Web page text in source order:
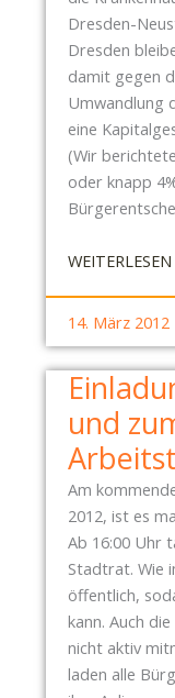
Dresden-
Dresden
damit gegen
Umwandlung
eine
(Wir
oder knapp
14. März 2012
und
Am
2012, ist es
Ab 16:00 Uhr
Stadtrat. Wie
öffentlich,
kann. Auch
nicht aktiv
laden alle